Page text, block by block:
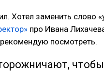
Хотел заменить слово
про Ивана
посмотреть.
чтобы